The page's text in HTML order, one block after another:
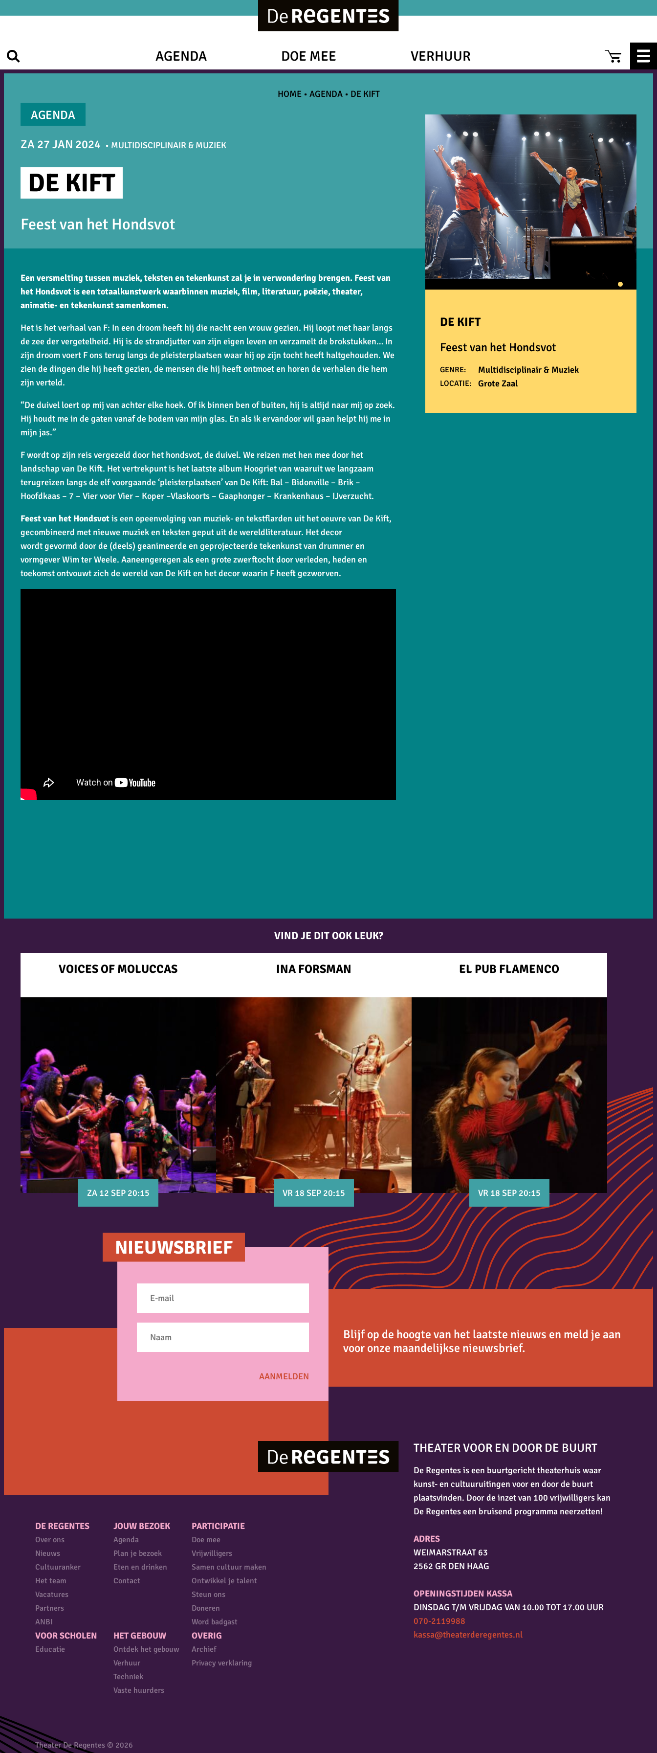
inhoud
AGENDA DOE MEE VERHUUR
HOME• AGENDA• DE KIFT
AGENDA
ZA 27 JAN 2024 MULTIDISCIPLINAIR & MUZIEK
DE KIFT
Feest van het Hondsvot
Een versmelting tussen muziek, teksten en tekenkunst zal je in verwondering brengen. Feest van
het Hondsvot is een totaalkunstwerk waarbinnen muziek, film, literatuur, poëzie, theater,
animatie- en tekenkunst samenkomen.
Het is het verhaal van F: In een droom heeft hij die nacht een vrouw gezien. Hij loopt met haar langs
de zee der vergetelheid. Hij is de strandjutter van zijn eigen leven en verzamelt de brokstukken… In
zijn droom voert F ons terug langs de pleisterplaatsen waar hij op zijn tocht heeft haltgehouden. We
zien de dingen die hij heeft gezien, de mensen die hij heeft ontmoet en horen de verhalen die hem
zijn verteld.
“De duivel loert op mij van achter elke hoek. Of ik binnen ben of buiten, hij is altijd naar mij op zoek.
Hij houdt me in de gaten vanaf de bodem van mijn glas. En als ik ervandoor wil gaan helpt hij me in
mijn jas.”
F wordt op zijn reis vergezeld door het hondsvot, de duivel. We reizen met hen mee door het
landschap van De Kift. Het vertrekpunt is het laatste album Hoogrietvan waaruit we langzaam
terugreizen langs de elf voorgaande ‘pleisterplaatsen’ van De Kift: Bal – Bidonville – Brik –
Hoofdkaas – 7 – Vier voor Vier – Koper –Vlaskoorts – Gaaphonger – Krankenhaus – IJverzucht.
Feest van het Hondsvotis een opeenvolging van muziek- en tekstflarden uit het oeuvre van De Kift,
gecombineerd met nieuwe muziek en teksten geput uit de wereldliteratuur. Het decor
wordt gevormd door de (deels) geanimeerde en geprojecteerde tekenkunst van drummer en
vormgever Wim ter Weele. Aaneengeregen als een grote zwerftocht door verleden, heden en
toekomst ontvouwt zich de wereld van De Kift en het decor waarin F heeft gezworven.
DE KIFT
Feest van het Hondsvot
GENRE: Multidisciplinair & Muziek
LOCATIE: Grote Zaal
VIND JE DIT OOK LEUK?
VOICES OF MOLUCCAS
ZA 12 SEP 20:15
INA FORSMAN
VR 18 SEP 20:15
EL PUB FLAMENCO
VR 18 SEP 20:15
NIEUWSBRIEF
Blijf op de hoogte van het laatste nieuws en meld je aan
voor onze maandelijkse nieuwsbrief.
DE REGENTES
Over ons
Nieuws
Cultuuranker
Het team
Vacatures
Partners
ANBI
JOUW BEZOEK
Agenda
Plan je bezoek
Eten en drinken
Contact
PARTICIPATIE
Doe mee
Vrijwilligers
Samen cultuur maken
Ontwikkel je talent
Steun ons
Doneren
Word badgast
VOOR SCHOLEN
Educatie
HET GEBOUW
Ontdek het gebouw
Verhuur
Techniek
Vaste huurders
OVERIG
Archief
Privacy verklaring
THEATER VOOR EN DOOR DE BUURT
De Regentes is een buurtgericht theaterhuis waar
kunst- en cultuuruitingen voor en door de buurt
plaatsvinden. Door de inzet van 100 vrijwilligers kan
De Regentes een bruisend programma neerzetten!
ADRES
WEIMARSTRAAT 63
2562 GR DEN HAAG
OPENINGSTIJDEN KASSA
DINSDAG T/M VRIJDAG VAN 10.00 TOT 17.00 UUR
070-2119988
kassa@theaterderegentes.nl
Theater De Regentes © 2026